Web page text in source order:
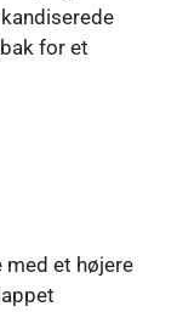
for et
med et højere